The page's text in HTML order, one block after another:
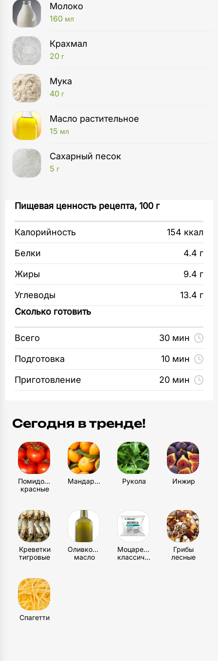
Молоко
160 мл
Крахмал
20 г
Мука
40 г
Масло растительное
15 мл
Сахарный песок
5 г
1 шт
Миска
1 шт
1 шт
Кухонные ножи
1 шт
Тарелка неглубокая
Столовые приборы
Добавьте муку и крахмал. Влейте масло
и тщательно вымешайте.
Выпекайте блины на сильно разогретой сухой
сковороде.
Соберите десерт — на одну сторону блинчика
манго и сверните рулетом.
Пищевая ценность рецепта, 100 г
Калорийность 154 ккал
Белки 4.4 г
Жиры 9.4 г
Углеводы
13.4 г
Сколько готовить
Всего 30 мин
Подготовка 10 мин
Приготовление 20 мин
Сегодня в тренде!
Помидоры
красные
Мандарин Рукола Инжир
Креветки
тигровые
Оливковое
масло
Моцарелла
классическая
Грибы
лесные
Спагетти